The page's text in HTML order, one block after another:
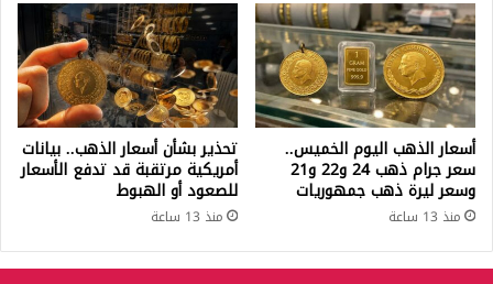
أسعار الذهب اليوم الخميس..
سعر جرام ذهب 24 و22 و21
وسعر ليرة ذهب جمهوريات
منذ 13 ساعة
تحذير بشأن أسعار الذهب.. بيانات
أمريكية مرتقبة قد تدفع الأسعار
للصعود أو الهبوط
منذ 13 ساعة